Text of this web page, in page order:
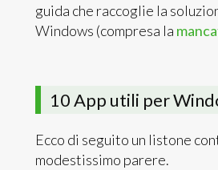
guida che raccoglie la
Windows (compresa la
10 App utili per
Ecco di seguito un listone
modestissimo parere.